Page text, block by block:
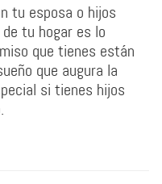
tu esposa o hijos
tu hogar es lo
que tienes están
que augura la
si tienes hijos